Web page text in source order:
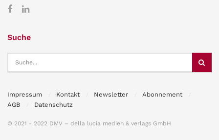
Suche
Impressum Kontakt Newsletter
Abonnement
AGB
Datenschutz
© 2021 - 2022 DMV – della lucia medien & verlags GmbH